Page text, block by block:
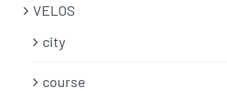
VELOS
city
course